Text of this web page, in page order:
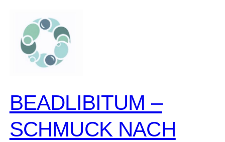
springen
BEADLIBITUM –
SCHMUCK NACH